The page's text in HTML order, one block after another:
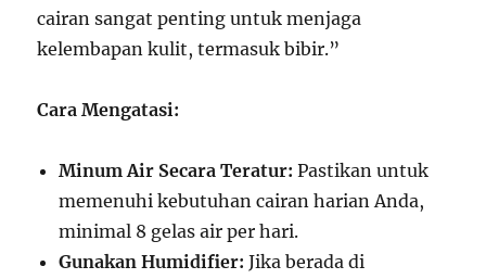
cairan sangat penting untuk menjaga
kelembapan kulit, termasuk bibir.”
Cara Mengatasi:
Minum Air Secara Teratur: Pastikan untuk
memenuhi kebutuhan cairan harian Anda,
minimal 8 gelas air per hari.
Gunakan Humidifier: Jika berada di